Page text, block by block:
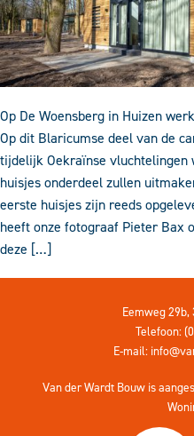
Op De Woensberg in Huizen
Op dit Blaricumse deel van de
tijdelijk Oekraïnse vluchtelingen
huisjes onderdeel zullen
eerste huisjes zijn reeds
heeft onze fotograaf Pieter Bax
deze […]
Eemweg 29b,
Telefoon:
E-mail:
Van der Wardt Bouw is